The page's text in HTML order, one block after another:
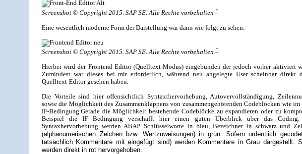
Screenshot © Copyright 2015. SAP SE. Alle Rechte vorbehalten *
Eine wesentlich moderne Form der Darstellung war dann wie folgt zu sehen.
Screenshot © Copyright 2015. SAP SE. Alle Rechte vorbehalten *
Hierbei wird der Frontend Editor (Quelltext-Modus) eingebunden der jedoch vorher aktiviert
Zumindest war dieses bei mir erforderlich, während neu angelegte User scheinbar direkt
Quelltext-Editor gesehen haben.
Die Vorteile sind hier offensichtlich Syntaxthervorhebung, Autovervollständigung,
sowie die Möglichkeit des Zusammenklappens von zusammengehörenden Codeblöcken wie
IF-Bedingung.Gerade die Möglichkeit bestehende Codeblöcke zu expandieren oder zu
Beispiel die IF Bedingung verschafft hier einen guten Überblick über das
Syntaxhervorhebung werden ABAP Schlüsselworte in blau, Bezeichner in schwarz und
(alphanumerischen Zeichen bzw. Wertzuweisungen) in grün. Sofern ordentlich
tatsächlich Kommentare mit eingefügt sind) werden Kommentare in Grau dargestellt.
werden direkt in rot hervorgehoben.